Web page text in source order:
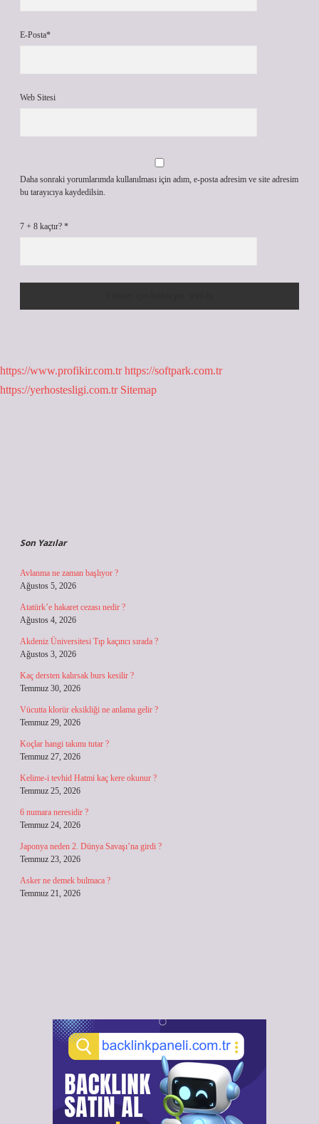
E-Posta*
Web Sitesi
Daha sonraki yorumlarımda kullanılması için adım, e-posta adresim ve site adresim
bu tarayıcıya kaydedilsin.
7 + 8 kaçtır? *
https://www.profikir.com.tr https://softpark.com.tr
https://yerhostesligi.com.tr Sitemap
Son Yazılar
Avlanma ne zaman başlıyor ?
Ağustos 5, 2026
Atatürk’e hakaret cezası nedir ?
Ağustos 4, 2026
Akdeniz Üniversitesi Tıp kaçıncı sırada ?
Ağustos 3, 2026
Kaç dersten kalırsak burs kesilir ?
Temmuz 30, 2026
Vücutta klorür eksikliği ne anlama gelir ?
Temmuz 29, 2026
Koçlar hangi takımı tutar ?
Temmuz 27, 2026
Kelime-i tevhid Hatmi kaç kere okunur ?
Temmuz 25, 2026
6 numara neresidir ?
Temmuz 24, 2026
Japonya neden 2. Dünya Savaşı’na girdi ?
Temmuz 23, 2026
Asker ne demek bulmaca ?
Temmuz 21, 2026